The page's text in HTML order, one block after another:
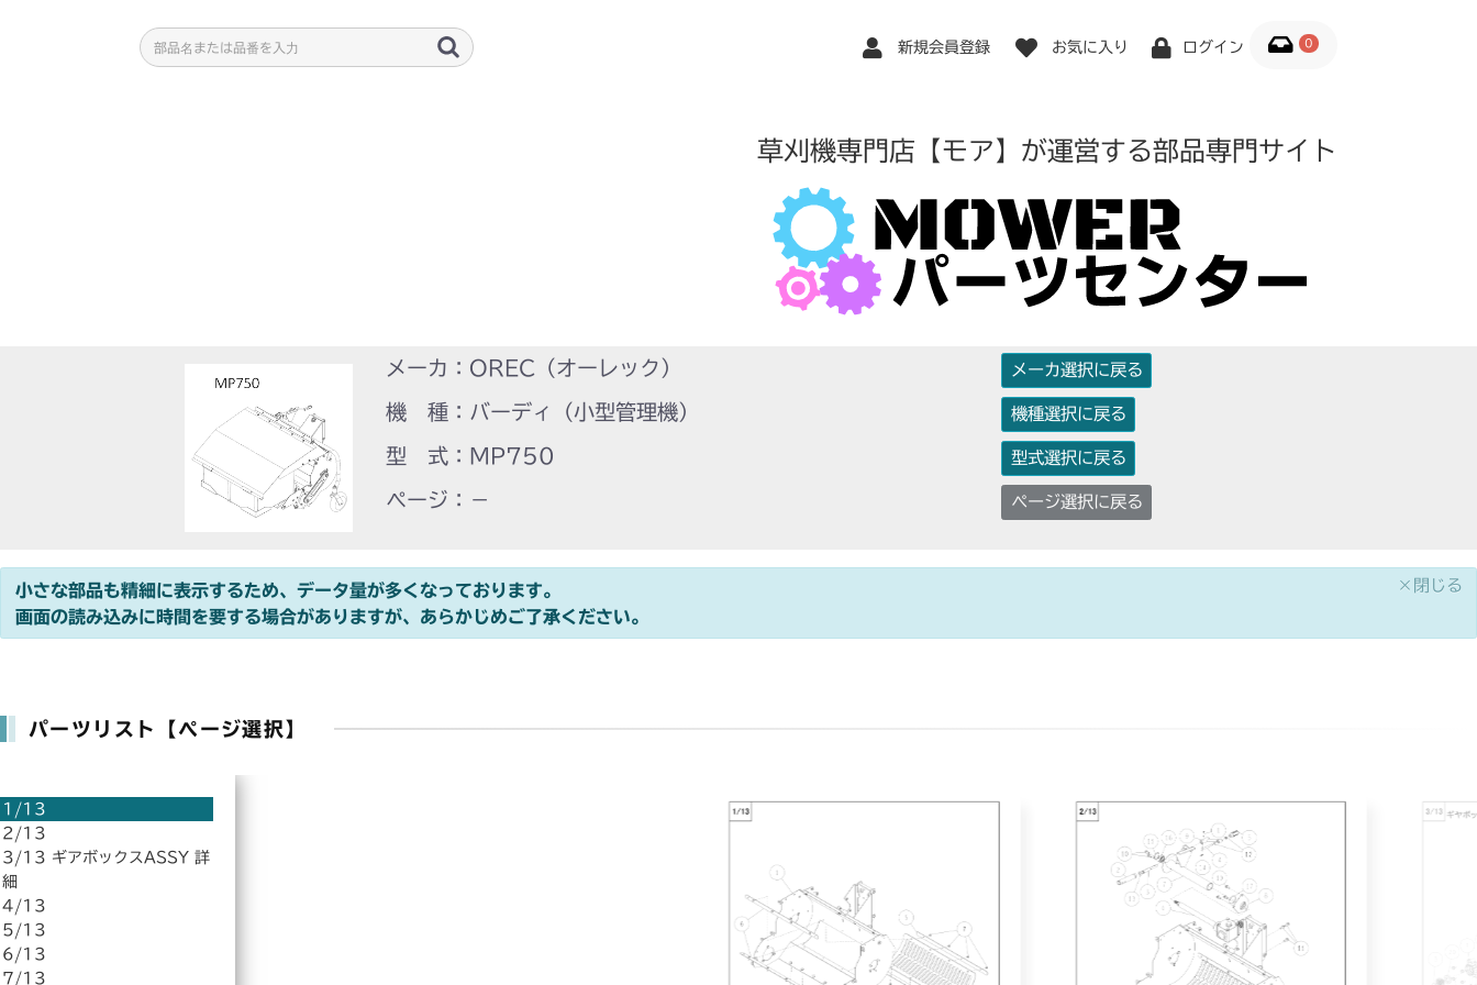
新規会員登録 お気に入り ログイン 0
草刈機専門店【モア】が運営する部品専門サイト
メーカ：OREC（オーレック）
機 種：バーディ（小型管理機）
型 式：MP750
ページ：－
メーカ選択に戻る
機種選択に戻る
型式選択に戻る
ページ選択に戻る
小さな部品も精細に表示するため、データ量が多くなっております。
画面の読み込みに時間を要する場合がありますが、あらかじめご了承ください。
×閉じる
パーツリスト【ページ選択】
1/13
2/13
3/13 ギアボックスASSY 詳
細
4/13
5/13
6/13
7/13